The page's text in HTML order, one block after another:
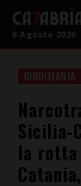
Giudiziaria
Politica
Sport
8 Agosto 2026
GIUDIZIARIA
Sicilia-
la